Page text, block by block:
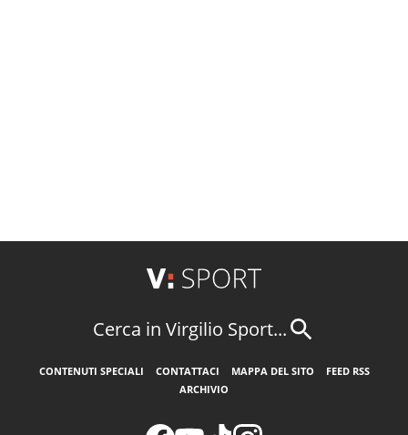
Cerca in Virgilio Sport...
CONTENUTI SPECIALI CONTATTACI MAPPA DEL SITO
FEED RSS
ARCHIVIO